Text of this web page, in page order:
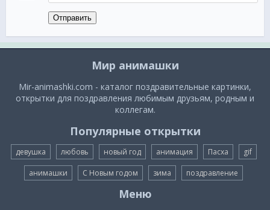
Отправить
Мир анимашки
Mir-animashki.com - каталог поздравительные картинки,
открытки для поздравления любимым друзьям, родным и
коллегам.
Популярные открытки
девушка любовь новый год анимация Пасха gif
анимашки С Новым годом зима поздравление
Меню